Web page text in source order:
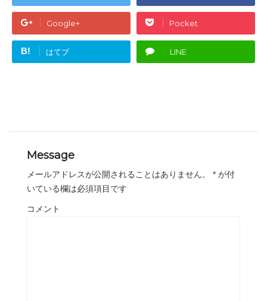
Google+ Pocket
B! はてブ LINE
Message
メールアドレスが公開されることはありません。 * が付
いている欄は必須項目です
コメント